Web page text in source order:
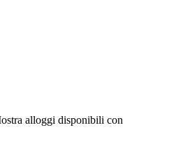
alloggi disponibili con